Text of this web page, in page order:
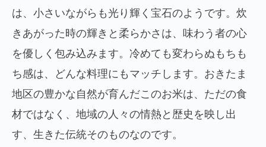
は、小さいながらも光り輝く宝石のようです。炊
きあがった時の輝きと柔らかさは、味わう者の心
を優しく包み込みます。冷めても変わらぬもちも
ち感は、どんな料理にもマッチします。おきたま
地区の豊かな自然が育んだこのお米は、ただの食
材ではなく、地域の人々の情熱と歴史を映し出
す、生きた伝統そのものなのです。